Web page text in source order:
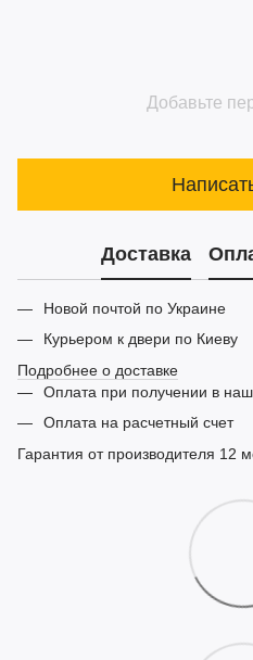
Добавьте
Доставка
Новой почтой по Украине
Курьером к двери по Киеву
Подробнее о доставке
Оплата при получении в
Оплата на расчетный счет
Гарантия от производителя 12